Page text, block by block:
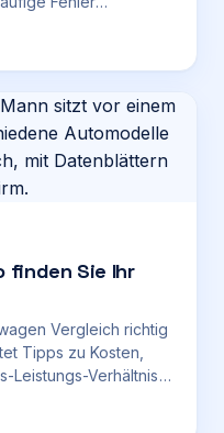
finden Sie Ihr
Vergleich richtig
Tipps zu Kosten,
Leistungs-Verhältnis